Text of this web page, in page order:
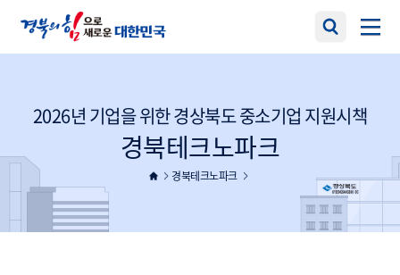
2026년 기업을 위한 경상북도 중소기업 지원시책
경북테크노파크
경북테크노파크